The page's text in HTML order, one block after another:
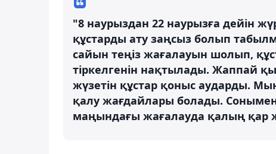
"8 наурыздан 22 наурызға дейін
құстарды ату заңсыз болып
сайын теңіз жағалауын шолып,
тіркелгенін нақтылады. Жаппай
жүзетін құстар қоныс аударды.
қалу жағдайлары болады.
маңындағы жағалауда қалың қар